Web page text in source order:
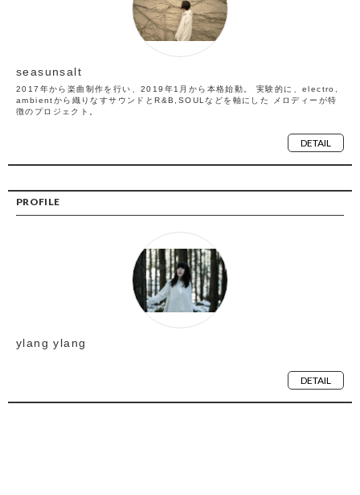
seasunsalt
2017年から楽曲制作を行い、2019年1月から本格始動。 実験的に、electro,
ambientから織りなすサウンドとR&B,SOULなどを軸にした メロディーが特
徴のプロジェクト。
DETAIL
PROFILE
ylang ylang
DETAIL